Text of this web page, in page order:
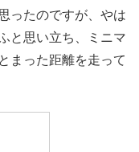
ったのですが、やは
と思い立ち、ミニマ
まった距離を走って